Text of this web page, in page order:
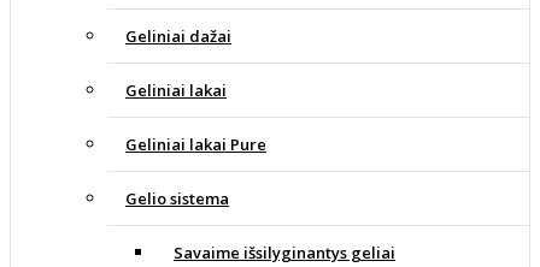
Geliniai dažai
Geliniai lakai
Geliniai lakai Pure
Gelio sistema
Savaime išsilyginantys geliai